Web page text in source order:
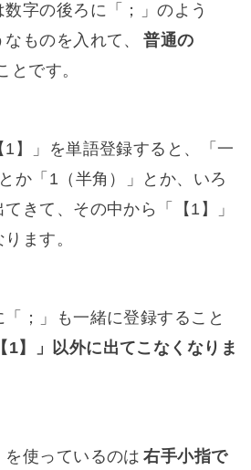
字の後ろに「；」のよう
ものを入れて、
普通の
とです。
1】」を単語登録すると、「一
か「1（半角）」とか、いろ
きて、その中から「【1】」
ます。
「；」も一緒に登録すること
1】」以外に出てこなくなりま
使っているのは 右手小指で